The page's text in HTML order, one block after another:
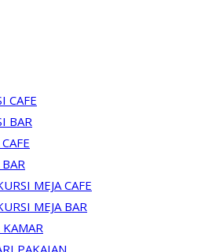
CAFE
BAR
BAR
MEJA CAFE
MEJA BAR
PAKAIAN